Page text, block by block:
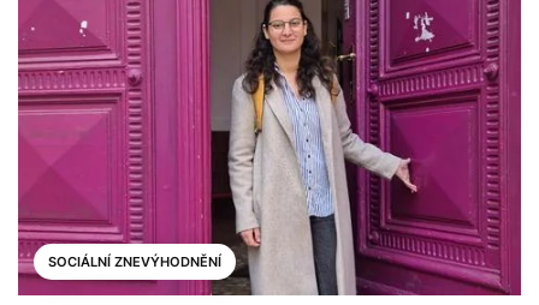
SOCIÁLNÍ ZNEVÝHODNĚNÍ